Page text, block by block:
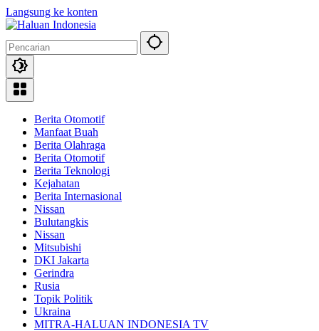
Langsung ke konten
Berita Otomotif
Manfaat Buah
Berita Olahraga
Berita Otomotif
Berita Teknologi
Kejahatan
Berita Internasional
Nissan
Bulutangkis
Nissan
Mitsubishi
DKI Jakarta
Gerindra
Rusia
Topik Politik
Ukraina
MITRA-HALUAN INDONESIA TV